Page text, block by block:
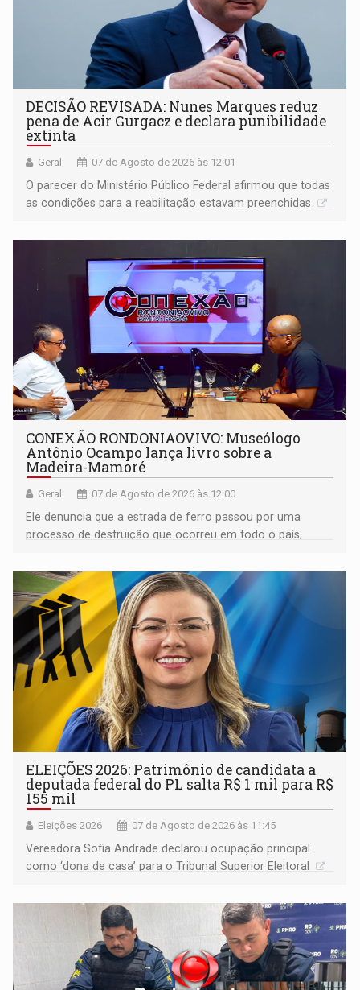
DECISÃO REVISADA: Nunes Marques reduz
pena de Acir Gurgacz e declara punibilidade
extinta
Geral 07 de Agosto de 2026 às 12:01
O parecer do Ministério Público Federal afirmou que todas
as condições para a reabilitação estavam preenchidas
CONEXÃO RONDONIAOVIVO: Museólogo
Antônio Ocampo lança livro sobre a
Madeira-Mamoré
Geral 07 de Agosto de 2026 às 12:00
Ele denuncia que a estrada de ferro passou por uma
processo de destruição que ocorreu em todo o país,
ELEIÇÕES 2026: Patrimônio de candidata a
deputada federal do PL salta R$ 1 mil para R$
155 mil
Eleições 2026 07 de Agosto de 2026 às 11:45
Vereadora Sofia Andrade declarou ocupação principal
como ‘dona de casa’ para o Tribunal Superior Eleitoral